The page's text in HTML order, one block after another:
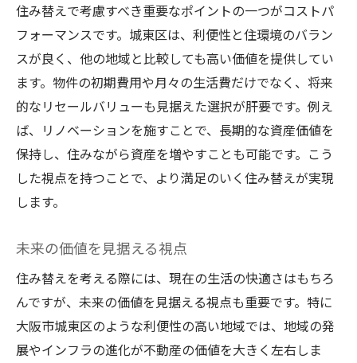
住み替えで考慮すべき重要なポイントの一つがコストパ
フォーマンスです。城東区は、利便性と住環境のバラン
スが良く、他の地域と比較しても高い価値を提供してい
ます。物件の初期費用や月々の生活費だけでなく、将来
的なリセールバリューも見据えた選択が肝要です。例え
ば、リノベーションを施すことで、長期的な資産価値を
保持し、住みながら資産を増やすことも可能です。こう
した視点を持つことで、より満足のいく住み替えが実現
します。
未来の価値を見据える視点
住み替えを考える際には、現在の生活の快適さはもちろ
んですが、未来の価値を見据える視点も重要です。特に
大阪市城東区のような利便性の高い地域では、地域の発
展やインフラの進化が不動産の価値を大きく左右しま